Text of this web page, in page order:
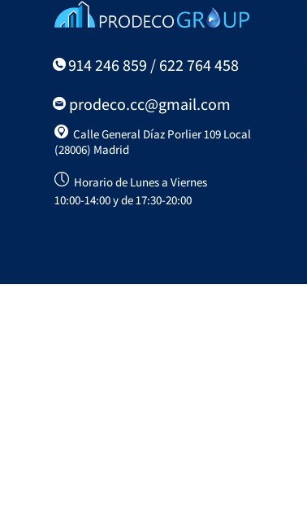
914 246 859 / 622 764 458
prodeco.cc@gmail.com
Calle General Díaz Porlier 109 Local
(28006) Madrid
Horario de Lunes a Viernes
10:00-14:00 y de 17:30-20:00